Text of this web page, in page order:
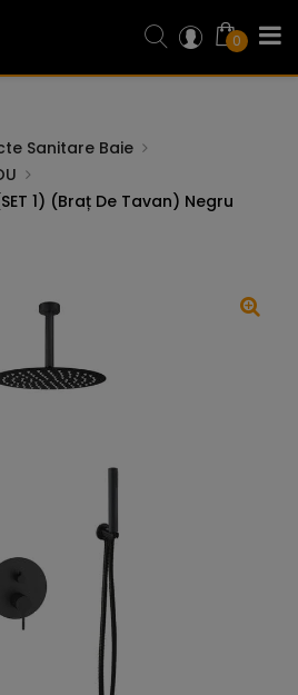
0
Sanitare Baie
1) (braț De Tavan) Negru